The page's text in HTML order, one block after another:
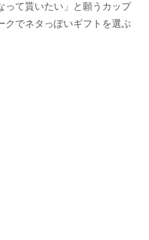
って貰いたい」と願うカップ
クでネタっぽいギフトを選ぶ